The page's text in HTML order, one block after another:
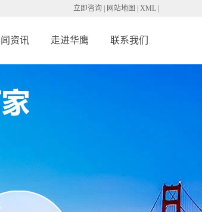
立即咨询 网站地图 XML
资讯 走进华鹰 联系我们